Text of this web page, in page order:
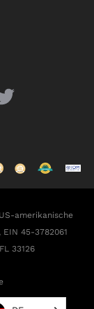
amerikanische
45-3782061
33126